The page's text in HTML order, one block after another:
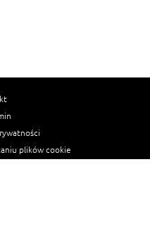
plików cookie